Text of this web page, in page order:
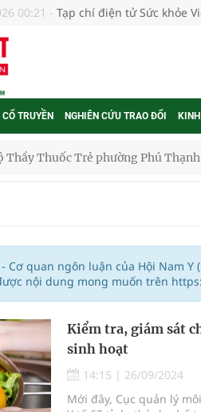
00:21 - Tạp chí điện tử Sức khỏe
TRUYỀN NGHIÊN CỨU TRAO ĐỔI
Thầy Thuốc Trẻ phường Phú Thạnh
quản lý chất lượng thuốc
ni đóng giày”
Bắc Bộ nắng nóng, nhiệt độ
sức khỏe định kỳ, khám sàng
body nách, bẹn, mông cực hiệu
Cơ quan ngôn luận của Hội Nam Y
nội dung mong muốn trên
Kiểm tra, giám sát
sinh hoạt
14:15 | 26/09/2024
Mới đây, Cục quản lý